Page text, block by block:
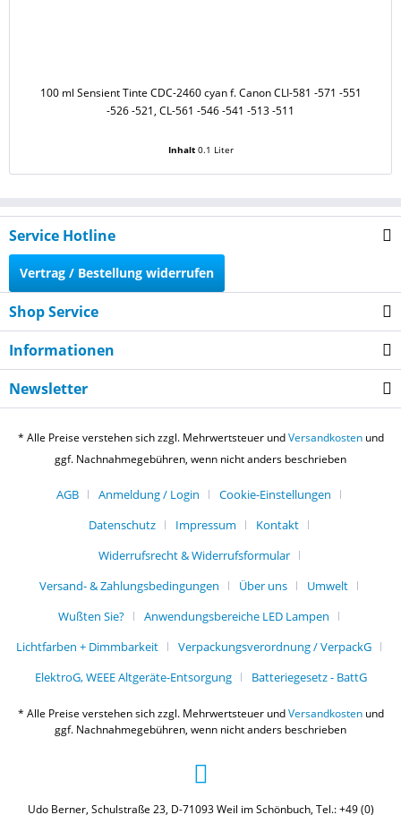
100 ml Sensient Tinte CDC-2460 cyan f. Canon CLI-581 -571 -551
-526 -521, CL-561 -546 -541 -513 -511
Inhalt 0.1 Liter
Service Hotline
Vertrag / Bestellung widerrufen
Shop Service
Informationen
Newsletter
* Alle Preise verstehen sich zzgl. Mehrwertsteuer undVersandkostenund
ggf. Nachnahmegebühren, wenn nicht anders beschrieben
AGB Anmeldung / Login
Cookie-Einstellungen
Datenschutz
Impressum
Kontakt
Widerrufsrecht & Widerrufsformular
Versand- & Zahlungsbedingungen
Über uns
Umwelt
Wußten Sie?
Anwendungsbereiche LED Lampen
Lichtfarben + Dimmbarkeit
Verpackungsverordnung / VerpackG
ElektroG, WEEE Altgeräte-Entsorgung
Batteriegesetz - BattG
* Alle Preise verstehen sich zzgl. Mehrwertsteuer undVersandkostenund
ggf. Nachnahmegebühren, wenn nicht anders beschrieben
Udo Berner, Schulstraße 23, D-71093 Weil im Schönbuch, Tel.: +49 (0)